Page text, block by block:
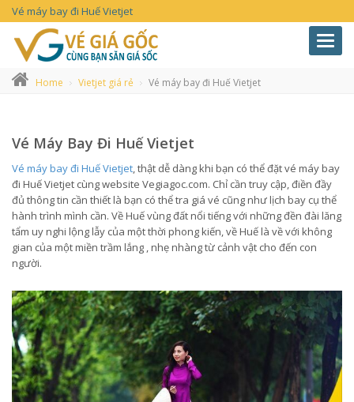
Vé máy bay đi Huế Vietjet
Home Vietjet giá rẻ Vé máy bay đi Huế Vietjet
Vé Máy Bay Đi Huế Vietjet
Vé máy bay đi Huế Vietjet, thật dễ dàng khi bạn có thể đặt vé máy bay
đi Huế Vietjet cùng website Vegiagoc.com. Chỉ cần truy cập, điền đầy
đủ thông tin cần thiết là bạn có thể tra giá vé cũng như lịch bay cụ thể
hành trình mình cần. Về Huế vùng đất nổi tiếng với những đền đài lăng
tẩm uy nghi lộng lẫy của một thời phong kiến, về Huế là về với không
gian của một miền trầm lắng , nhẹ nhàng từ cảnh vật cho đến con
người.